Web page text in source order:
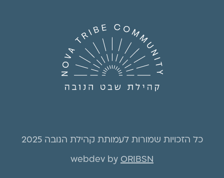
כל הזכויות שמורות לעמותת קהילת הנובה 2025
webdev by ORIBSN